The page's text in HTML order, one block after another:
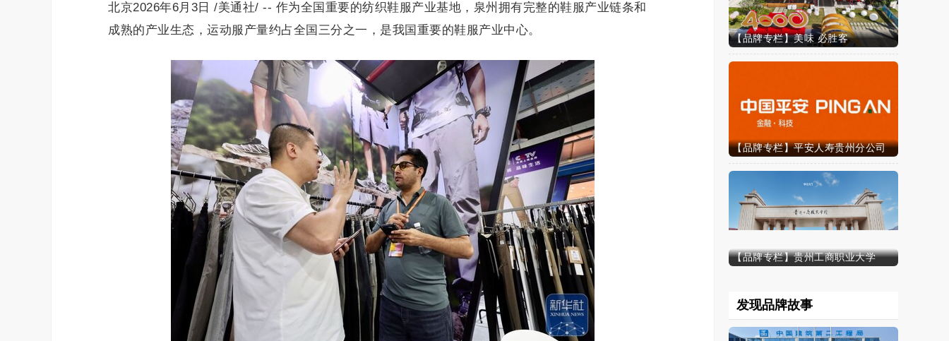
北京2026年6月3日 /美通社/ -- 作为全国重要的纺织鞋服产业基地，泉州拥有完整的鞋服产业链条和
成熟的产业生态，运动服产量约占全国三分之一，是我国重要的鞋服产业中心。
【品牌专栏】美味 必胜客
【品牌专栏】平安人寿贵州分公司
【品牌专栏】贵州工商职业大学
发现品牌故事